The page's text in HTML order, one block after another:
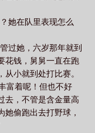
她在队里表现怎么
过她，六岁那年就到
花钱，舅舅一直在跑
小就到处打比赛。
富着呢！但也不好
去，不管是含金量高
偷跑出去打野球，